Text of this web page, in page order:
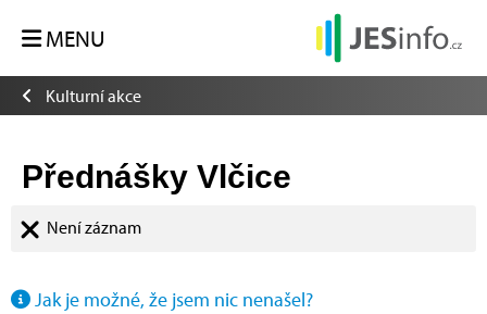
MENU
Kulturní akce
Přednášky Vlčice
Není záznam
Jak je možné, že jsem nic nenašel?